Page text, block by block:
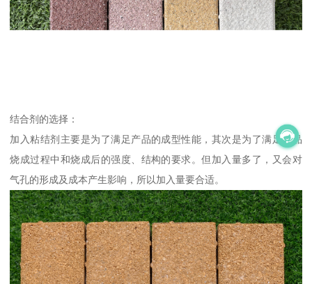
结合剂的选择：
加入粘结剂主要是为了满足产品的成型性能，其次是为了满足产品
烧成过程中和烧成后的强度、结构的要求。但加入量多了，又会对
气孔的形成及成本产生影响，所以加入量要合适。